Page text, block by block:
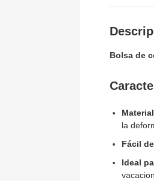
Bolsa de
la
Fácil
Ideal